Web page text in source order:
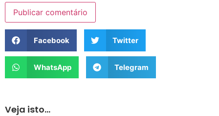
Facebook Twitter
WhatsApp Telegram
Veja isto...